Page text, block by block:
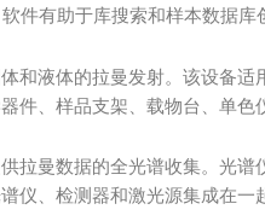
件有助于库搜索和样本数据库
和液体的拉曼发射。该设备
件、样品支架、载物台、单色
拉曼数据的全光谱收集。光
仪、检测器和激光源集成在一